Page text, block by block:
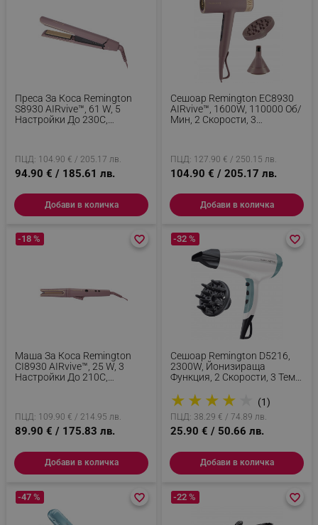
Преса За Коса Remington
S8930 AIRvive™, 61 W, 5
Настройки До 230C,
ПЦД: 104.90 € / 205.17 лв.
94.90 € / 185.61 лв.
Добави в количка
Сешоар Remington EC8930
AIRvive™, 1600W, 110000 Об/
Мин, 2 Скорости, 3
ПЦД: 127.90 € / 250.15 лв.
104.90 € / 205.17 лв.
Добави в количка
Маша За Коса Remington
CI8930 AIRvive™, 25 W, 3
Настройки До 210C,
-18 %
ПЦД: 109.90 € / 214.95 лв.
89.90 € / 175.83 лв.
favorite_border
favorite_border
Добави в количка
Сешоар Remington D5216,
2300W, Йонизираща
Функция, 2 Скорости, 3 Темп,
Бял
★ ★ ★ ★ (1)
-32 %
ПЦД: 38.29 € / 74.89 лв.
25.90 € / 50.66 лв.
favorite_border
favorite_border
Добави в количка
-47 % favorite_border
favorite_border -22 % favorite_border
favorite_border